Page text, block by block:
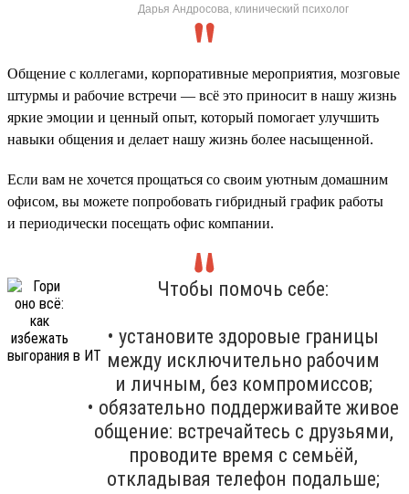
Дарья Андросова, клинический психолог
Общение с коллегами, корпоративные мероприятия, мозговые
штурмы и рабочие встречи — всё это приносит в нашу жизнь
яркие эмоции и ценный опыт, который помогает улучшить
навыки общения и делает нашу жизнь более насыщенной.
Если вам не хочется прощаться со своим уютным домашним
офисом, вы можете попробовать гибридный график работы
и периодически посещать офис компании.
Чтобы помочь себе:
• установите здоровые границы
между исключительно рабочим
и личным, без компромиссов;
• обязательно поддерживайте живое
общение: встречайтесь с друзьями,
проводите время с семьёй,
откладывая телефон подальше;